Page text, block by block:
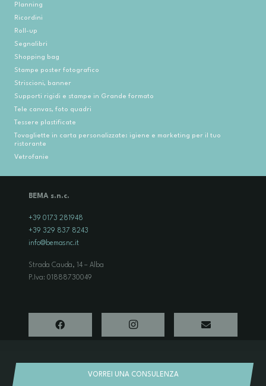
Planning
Ricordini
Roll-up
Segnalibri
Shopping bag
Stampe poster fotografico
Striscioni, banner
Supporti rigidi e stampe in Grande formato
Tele canvas, foto quadri
Tessere plastificate
Tovagliette in carta personalizzate: igiene e marketing per il tuo
ristorante
Vetrofanie
VORREI UNA CONSULENZA
BEMA s.n.c.
+39 0173 281948
+39 329 837 8243
info@bemasnc.it
Strada Cauda, 14 – Alba
P.Iva: 01888730049
© 2024 Bema snc. Tutti i diritti riservati